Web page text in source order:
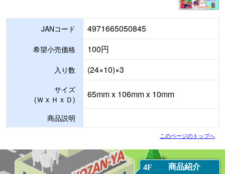
4F 商品紹介
JANコード 4971665050845
希望小売価格 100円
入り数 (24×10)×3
サイズ
(Ｗ x Ｈ x Ｄ)
65mm x 106mm x 10mm
商品説明
このページのトップへ